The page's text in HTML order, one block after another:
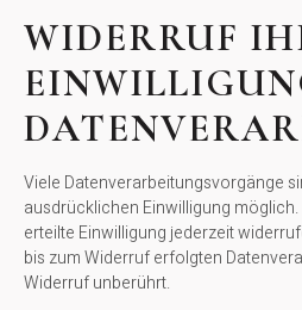
WIDERRUF
Viele Datenverarbeitungsvorgänge
ausdrücklichen Einwilligung
erteilte Einwilligung jederzeit
bis zum Widerruf erfolgten
Widerruf unberührt.